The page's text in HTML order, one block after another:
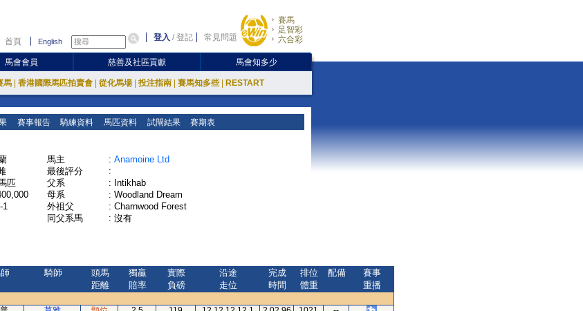
首頁 English 登入 /登記 常見問題
賽馬
足智彩
六合彩
馬會會員 慈善及社區貢獻 馬會知多少
馬 香港國際馬匹拍賣會 從化馬場 投注指南 賽馬知多些 RESTART
賽事報告 騎練資料 馬匹資料 試閘結果 賽期表
匹
1
馬主 : Anamoine Ltd
最後評分
:
父系
: Intikhab
母系
: Woodland Dream
外祖父
: Charnwood Forest
同父系馬
: 沒有
騎師
頭馬
距離
獨贏
賠率
實際
負磅
沿途
走位
完成
時間
排位
體重
配備
賽事
重播